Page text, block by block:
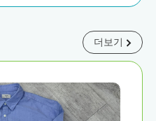
더보기